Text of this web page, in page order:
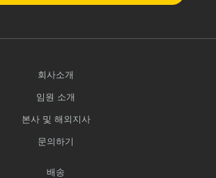
회사소개
임원 소개
본사 및 해외지사
문의하기
배송